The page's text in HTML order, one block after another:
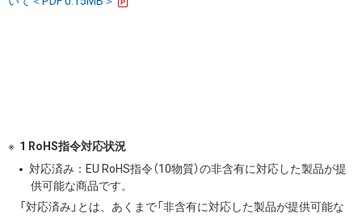
1 RoHS指令対応状況
対応済み：EU RoHS指令（10物質）の非含有に対応した製品が提
供可能な商品です。
「対応済み」とは、あくまで「非含有に対応した製品が提供可能な